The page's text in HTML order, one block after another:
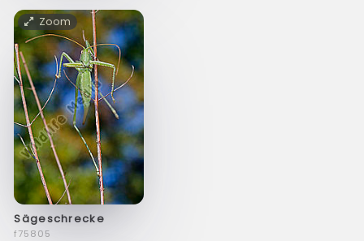
Zoom
Sägeschrecke
f75805